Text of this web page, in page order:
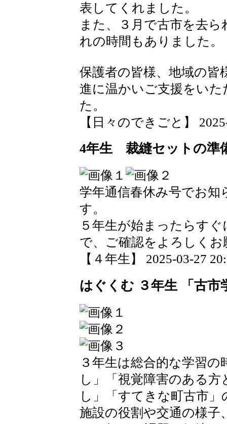
表してくれました。
また、３月で古市を去
れの時間もありました。
保護者の皆様、地域の皆
進に温かいご支援をい
た。
【日々のできごと】
4年生 裁縫セットの準
学年通信春休み号でお
す。
５年生が始まったらす
で、ご確認をよろしく
【４年生】 2025-03-27
はぐくむ ３年生 「古
３年生は総合的な学習
し」「視覚障害のある
し」「すてきな町古市
施設の役割や交通の様子